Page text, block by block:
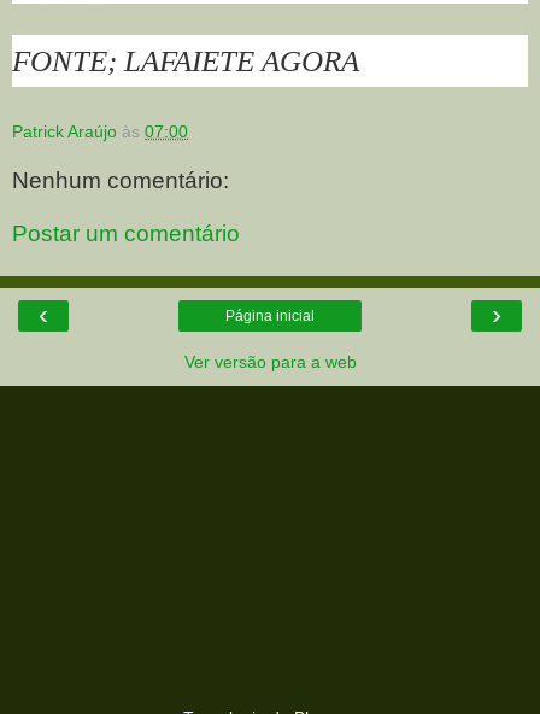
FONTE; LAFAIETE AGORA
Patrick Araújo às 07:00
Nenhum comentário:
Postar um comentário
‹ ›
Página inicial
Ver versão para a web